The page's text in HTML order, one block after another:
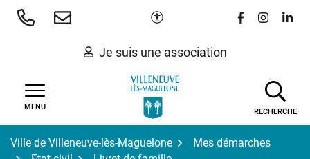
Aller
Paramètres d'accessibilité
Lien vers le
Lien vers
Lien
Je suis une association
MENU
RECHERCHE
Ville de Villeneuve-lès-Maguelone
Mes démarches